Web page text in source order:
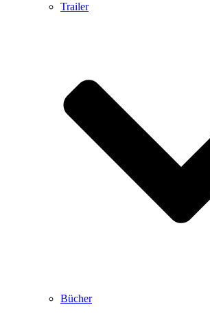
Trailer
Bücher